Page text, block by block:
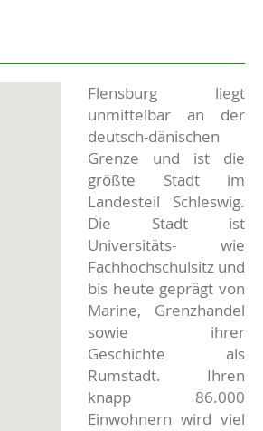
Flensburg liegt
unmittelbar an der
deutsch-dänischen
Grenze und ist die
größte Stadt im
Landesteil Schleswig.
Die Stadt ist
Universitäts- wie
Fachhochschulsitz und
bis heute geprägt von
Marine, Grenzhandel
sowie ihrer
Geschichte als
Rumstadt. Ihren
knapp 86.000
Einwohnern wird viel